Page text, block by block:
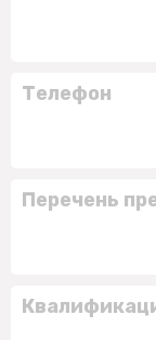
Телефон
Перечень